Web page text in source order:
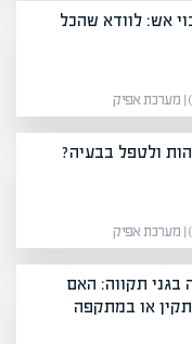
אש: לוודא שהכל
ולטפל בבעיה?
בגני תקווה: האם
תקין או במתקפה